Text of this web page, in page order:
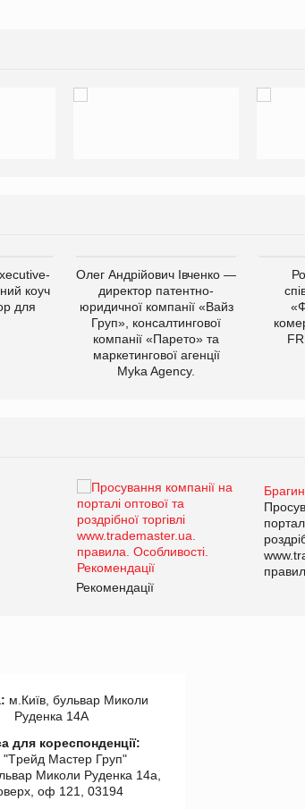
коуч
для
Олег Андрійович Івченко —
директор патентно-
юридичної компанії «Вайз
Груп», консалтингової
компанії «Парето» та
маркетингової агенції
Myka Agency.
Рекомендації
м.Київ, бульвар Миколи
Руденка 14А
для кореспонденції:
Мастер Груп"
Миколи Руденка 14а,
оф 121, 03194